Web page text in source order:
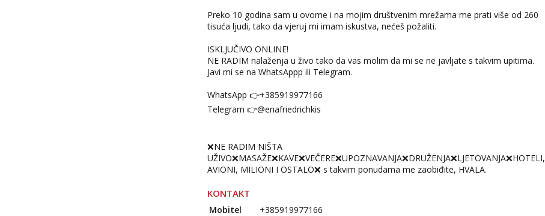
Preko 10 godina sam u ovome i na mojim društvenim mrežama me prati više od 260
tisuća ljudi, tako da vjeruj mi imam iskustva, nećeš požaliti.
ISKLJUČIVO ONLINE!
NE RADIM nalaženja u živo tako da vas molim da mi se ne javljate s takvim upitima.
Javi mi se na WhatsAppp ili Telegram.
WhatsApp 👉+385919977166
Telegram 👉@enafriedrichkis
❌NE RADIM NIŠTA
UŽIVO❌MASAŽE❌KAVE❌VEČERE❌UPOZNAVANJA❌DRUŽENJA❌LJETOVANJA❌HOTELI,
AVIONI, MILIONI I OSTALO❌ s takvim ponudama me zaobiđite, HVALA.
KONTAKT
Mobitel +385919977166